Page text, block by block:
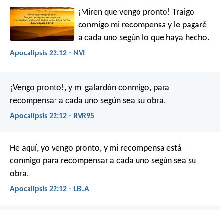
¡Miren que vengo pronto! Traigo
conmigo mi recompensa y le pagaré
a cada uno según lo que haya hecho.
Apocalipsis 22:12 - NVI
¡Vengo pronto!, y mi galardón conmigo, para
recompensar a cada uno según sea su obra.
Apocalipsis 22:12 - RVR95
He aquí, yo vengo pronto, y mi recompensa está
conmigo para recompensar a cada uno según sea su
obra.
Apocalipsis 22:12 - LBLA